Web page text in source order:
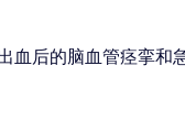
血后的脑血管痉挛和